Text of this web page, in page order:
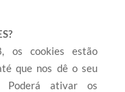
os cookies estão
que nos dê o seu
Poderá ativar os